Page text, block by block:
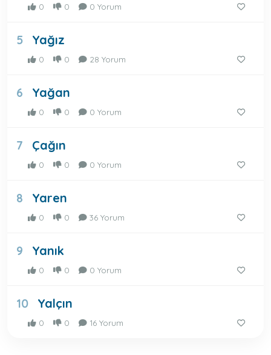
0 0 0 Yorum
5 Yağız
0 0 28 Yorum
6 Yağan
0 0 0 Yorum
7 Çağın
0 0 0 Yorum
8 Yaren
0 0 36 Yorum
9 Yanık
0 0 0 Yorum
10 Yalçın
0 0 16 Yorum